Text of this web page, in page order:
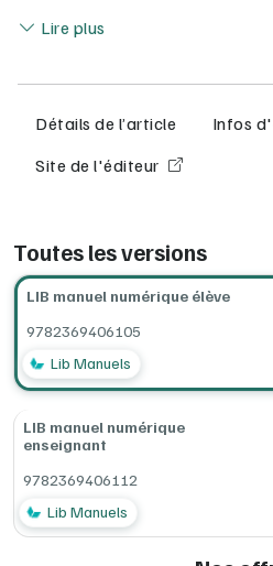
Desprojets d'écriture
Configurations minimum requises
MANUELSà la rubrique
Lire plus
Détails de l’article
Infos
Site de l'éditeur
Toutes les versions
LIB manuel numérique élève
9782369406105
Lib Manuels
LIB manuel numérique
enseignant
9782369406112
Lib Manuels